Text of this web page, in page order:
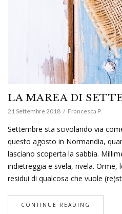
LA MAREA DI
21 Settembre 2018 Francesca P.
Settembre sta scivolando via
questo agosto in Normandia,
lasciano scoperta la sabbia.
indietreggia e svela, rivela. Orme,
residui di qualcosa che vuole
CONTINUE READING